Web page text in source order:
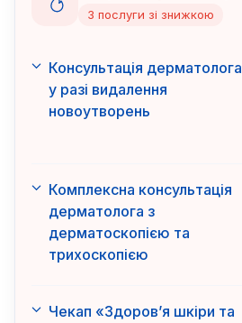
3 послуги зі знижкою
Консультація дерматолога
у разі видалення
новоутворень
Комплексна консультація
дерматолога з
дерматоскопією та
трихоскопією
Чекап «Здоров’я шкіри та